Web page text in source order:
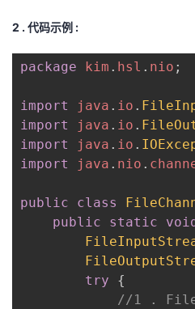
2 . 代码示例 :
package kim . hsl . nio ;
import java . io .
import
java . io .
import
java . io .
import
java . nio .
public class
public
static
try
{
//1 .